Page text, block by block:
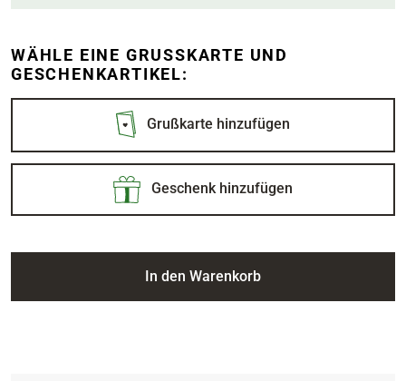
WÄHLE EINE GRUSSKARTE UND G
ESCHENKARTIKEL:
Grußkarte hinzufügen
Geschenk hinzufügen
In den Warenkorb